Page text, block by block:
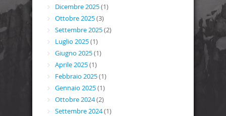
Dicembre 2025(1)
Ottobre 2025(3)
Settembre 2025(2)
Luglio 2025(1)
Giugno 2025(1)
Aprile 2025(1)
Febbraio 2025(1)
Gennaio 2025(1)
Ottobre 2024(2)
Settembre 2024(1)